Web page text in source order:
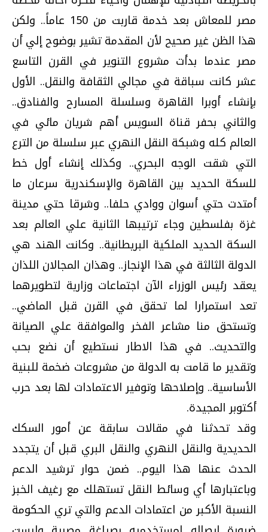
مصر للمعاش بعد خدمة قاربت من 150 عاماً.. ولكن
هذا الظن غير صحيح لأن المقدمة تشير بوضوح إلي أن
مصر عندما بدأت مشروع التنوير في القرن التاسع
عشر كانت سباقة في مجالي الثقافة والنقل.. الأول
بإنشاء أوبرا القاهرة وسلسلة المسارح والفنادق..
والثاني بحفر قناة السويس أهم شريان مائي في
العالم كله وشبكة النقل النهري عبر سلسلة من الترع
التي شقت الوجه البحري.. وكذلك إنشاء أول خط
للسكة الحديد بين القاهرة والإسكندرية سرعان ما
أمتدت حتي أسوان ووادي حلفا.. وشرقا حتي مدينة
غزة بفلسطين وجاء ترتيبها الثانية علي العالم بعد
السكة الحديد الملكية البريطانية.. وكانت الهند هي
الدولة الثالثة في هذا الإنجاز.. وهذان المجالان اللذان
يعقد رئيس الوزراء الآن اجتماعات وزارية لتطويرهما
تعد استمرارا لما تحقق في القرن قبل الماضي..
وتستحق منا مشاعر الفخر والموافقة علي الصيانة
والتحديث.. في هذا الاطار نستطيع أن نضع بحب
وتقدير ما قامت به الدولة من مشروعات ضخمة للبنية
الأساسية.. وإصلاحها وتوفير الاعتمادات لها بعد حرب
أكتوبر المجيدة.
وقد تحدثنا في مقالات سابقة عن أمور السكك
الحديدية والنقل النهري والنقل البري قبل أن يتجدد
الحدث عنها هذا اليوم.. ضمن حوار ترشيد الدعم
وباعتبارها أي وسائط النقل تستهلك مع رغيف الخبز
النسبة الأكبر من اعتمادات الدعم والتي تري الحكومة